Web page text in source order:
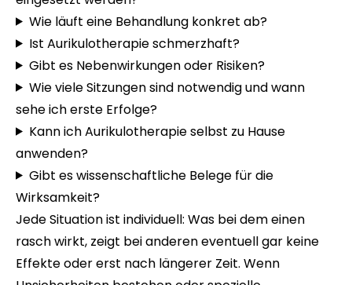
Wie läuft eine Behandlung konkret ab?
Ist Aurikulotherapie schmerzhaft?
Gibt es Nebenwirkungen oder Risiken?
Wie viele Sitzungen sind notwendig und wann
sehe ich erste Erfolge?
Kann ich Aurikulotherapie selbst zu Hause
anwenden?
Gibt es wissenschaftliche Belege für die
Wirksamkeit?
Jede Situation ist individuell: Was bei dem einen
rasch wirkt, zeigt bei anderen eventuell gar keine
Effekte oder erst nach längerer Zeit. Wenn